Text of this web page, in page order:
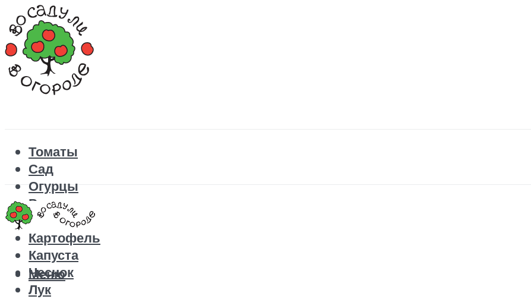
Томаты
Сад
Огурцы
Рецепты
Перец
Картофель
Капуста
Чеснок
Лук
Меню